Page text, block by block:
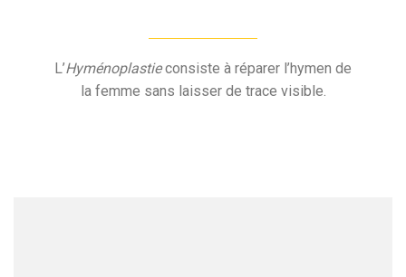
L’Hyménoplastieconsiste à réparer l’hymen de
la femme sans laisser de trace visible.